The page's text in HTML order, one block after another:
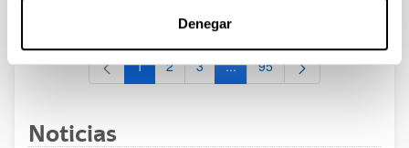
Denegar
Página
1 Página
2 Página
3 ...Páginas intermedias Use TAB
Página
95
Noticias